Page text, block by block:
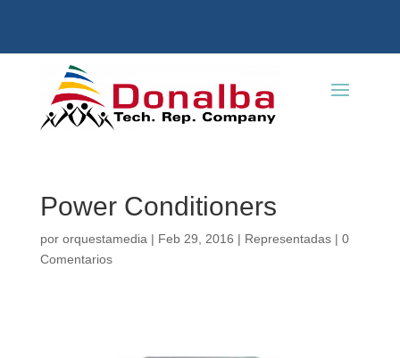
Power Conditioners
por orquestamedia | Feb 29, 2016 | Representadas| 0
Comentarios